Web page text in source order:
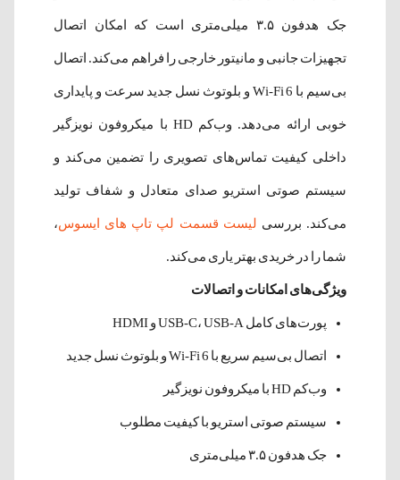
جک هدفون ۳.۵ میلی‌متری است که امکان اتصال
تجهیزات جانبی و مانیتور خارجی را فراهم می‌کند. اتصال
بی‌سیم با Wi-Fi 6 و بلوتوث نسل جدید سرعت و پایداری
خوبی ارائه می‌دهد. وب‌کم HD با میکروفون نویزگیر
داخلی کیفیت تماس‌های تصویری را تضمین می‌کند و
سیستم صوتی استریو صدای متعادل و شفاف تولید
می‌کند. بررسی لیست قسمت لپ تاپ های ایسوس،
شما را در خریدی بهتر یاری می‌کند.
ویژگی‌های امکانات و اتصالات
پورت‌های کامل USB-C، USB-A و HDMI
اتصال بی‌سیم سریع با Wi-Fi 6 و بلوتوث نسل جدید
وب‌کم HD با میکروفون نویزگیر
سیستم صوتی استریو با کیفیت مطلوب
جک هدفون ۳.۵ میلی‌متری